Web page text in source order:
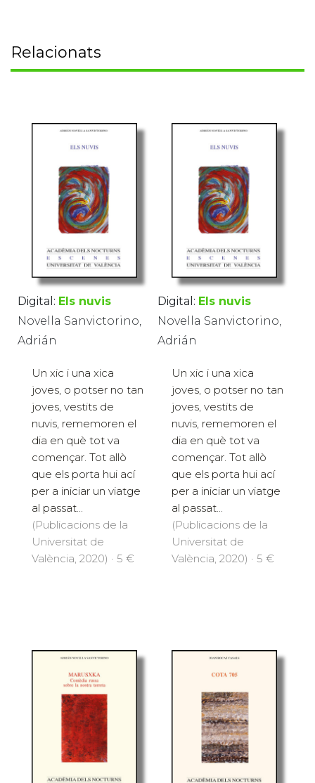
Relacionats
Digital: Els nuvis
Novella Sanvictorino,
Adrián
Un xic i una xica
joves, o potser no tan
joves, vestits de
nuvis, rememoren el
dia en què tot va
començar. Tot allò
que els porta hui ací
per a iniciar un viatge
al passat...
(Publicacions de la
Universitat de
València, 2020) · 5 €
Digital: Els nuvis
Novella Sanvictorino,
Adrián
Un xic i una xica
joves, o potser no tan
joves, vestits de
nuvis, rememoren el
dia en què tot va
començar. Tot allò
que els porta hui ací
per a iniciar un viatge
al passat...
(Publicacions de la
Universitat de
València, 2020) · 5 €